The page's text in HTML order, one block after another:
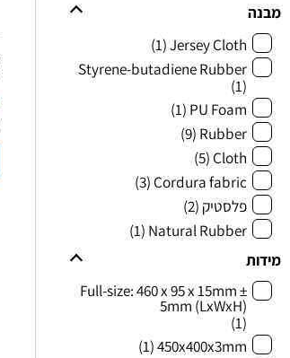
מבנה
Jersey Cloth
(1)
Styrene-butadiene Rubber
(1)
PU Foam
(1)
Rubber
(9)
Cloth
(5)
Cordura fabric
(3)
פלסטיק (2)
Natural Rubber
(1)
מידות
Full-size: 460 x 95 x 15mm ±
5mm (LxWxH)
(1)
450x400x3mm
(1)